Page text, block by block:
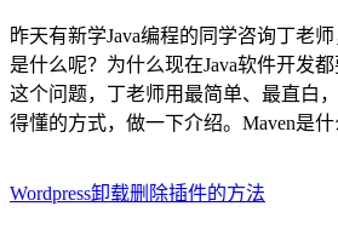
昨天有新学Java编程的同学咨询丁老师
是什么呢？为什么现在Java软件开发
这个问题，丁老师用最简单、最直白
得懂的方式，做一下介绍。Maven是
Wordpress卸载删除插件的方法